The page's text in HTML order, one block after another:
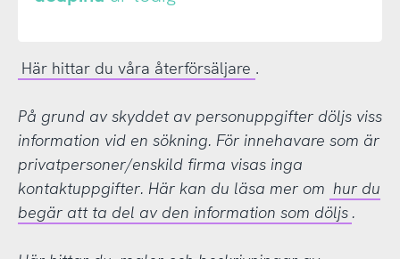
.nu-
Här hittar du våra återförsäljare .
På grund av skyddet av personuppgifter döljs viss
information vid en sökning. För innehavare som är
privatpersoner/enskild firma visas inga
kontaktuppgifter. Här kan du läsa mer om hur du
begär att ta del av den information som döljs .